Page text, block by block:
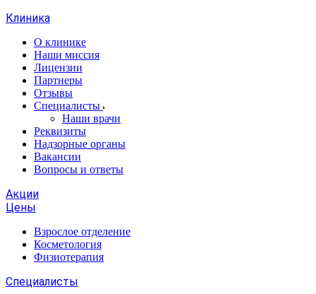
Клиника
О клинике
Наши миссия
Лицензии
Партнеры
Отзывы
Специалисты
Наши врачи
Реквизиты
Надзорные органы
Вакансии
Вопросы и ответы
Акции
Цены
Взрослое отделение
Косметология
Физиотерапия
Специалисты